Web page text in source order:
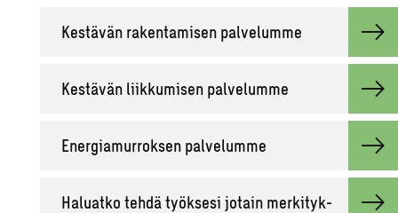
Kes­tä­vän ra­ken­ta­mi­sen pal­ve­lum­me
Kes­tä­vän liik­ku­mi­sen pal­ve­lum­me
Ener­gia­mur­rok­sen pal­ve­lum­me
Ha­luat­ko tehdä työk­se­si jo­tain mer­ki­tyk­